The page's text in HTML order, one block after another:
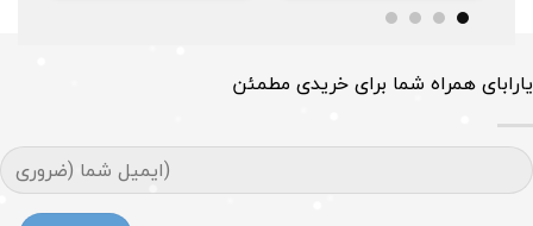
یارابای همراه شما برای خریدی مطمئن